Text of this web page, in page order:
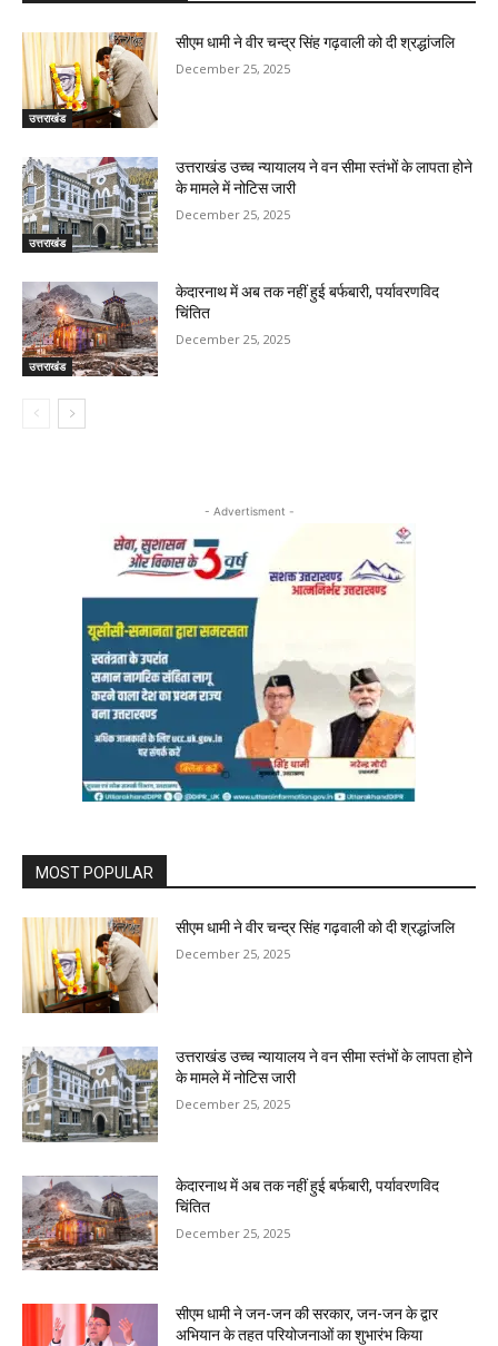
उत्तराखंड
सीएम धामी ने वीर चन्द्र सिंह गढ़वाली को दी श्रद्धांजलि
December 25, 2025
उत्तराखंड
उत्तराखंड उच्च न्यायालय ने वन सीमा स्तंभों के लापता होने
के मामले में नोटिस जारी
December 25, 2025
उत्तराखंड
केदारनाथ में अब तक नहीं हुई बर्फबारी, पर्यावरणविद
चिंतित
December 25, 2025
- Advertisment -
MOST POPULAR
सीएम धामी ने वीर चन्द्र सिंह गढ़वाली को दी श्रद्धांजलि
December 25, 2025
उत्तराखंड उच्च न्यायालय ने वन सीमा स्तंभों के लापता होने
के मामले में नोटिस जारी
December 25, 2025
केदारनाथ में अब तक नहीं हुई बर्फबारी, पर्यावरणविद
चिंतित
December 25, 2025
सीएम धामी ने जन-जन की सरकार, जन-जन के द्वार
अभियान के तहत परियोजनाओं का शुभारंभ किया